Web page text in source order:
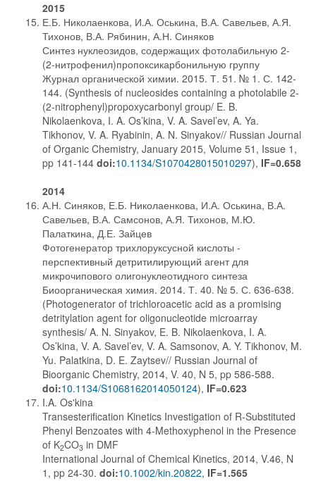
2015
Е.Б. Николаенкова, И.А. Оськина, В.А. Савельев, А.Я.
Тихонов, В.А. Рябинин, А.Н. Синяков
Синтез нуклеозидов, содержащих фотолабильную 2-
(2-нитрофенил)пропоксикарбонильную группу
Журнал органической химии. 2015. Т. 51. № 1. С. 142-
144. (Synthesis of nucleosides containing a photolabile 2-
(2-nitrophenyl)propoxycarbonyl group/ E. B.
Nikolaenkova, I. A. Os’kina, V. A. Savel’ev, A. Ya.
Tikhonov, V. A. Ryabinin, A. N. Sinyakov// Russian Journal
of Organic Chemistry, January 2015, Volume 51, Issue 1,
pp 141-144 doi:10.1134/S1070428015010297), IF=0.658
2014
А.Н. Синяков, Е.Б. Николаенкова, И.А. Оськина, В.А.
Савельев, В.А. Самсонов, А.Я. Тихонов, М.Ю.
Палаткина, Д.Е. Зайцев
Фотогенератор трихлоруксусной кислоты -
перспективный детритилирующий агент для
микрочипового олигонуклеотидного синтеза
Биоорганическая химия. 2014. Т. 40. № 5. С. 636-638.
(Photogenerator of trichloroacetic acid as a promising
detritylation agent for oligonucleotide microarray
synthesis/ A. N. Sinyakov, E. B. Nikolaenkova, I. A.
Os’kina, V. A. Savel’ev, V. A. Samsonov, A. Y. Tikhonov, M.
Yu. Palatkina, D. E. Zaytsev// Russian Journal of
Bioorganic Chemistry, 2014, V. 40, N 5, pp 586-588.
doi:10.1134/S1068162014050124), IF=0.623
I.A. Os'kina
Transesterification Kinetics Investigation of R-Substituted
Phenyl Benzoates with 4-Methoxyphenol in the Presence
of K2CO3 in DMF
International Journal of Chemical Kinetics, 2014, V.46, N
1, pp 24-30. doi:10.1002/kin.20822, IF=1.565